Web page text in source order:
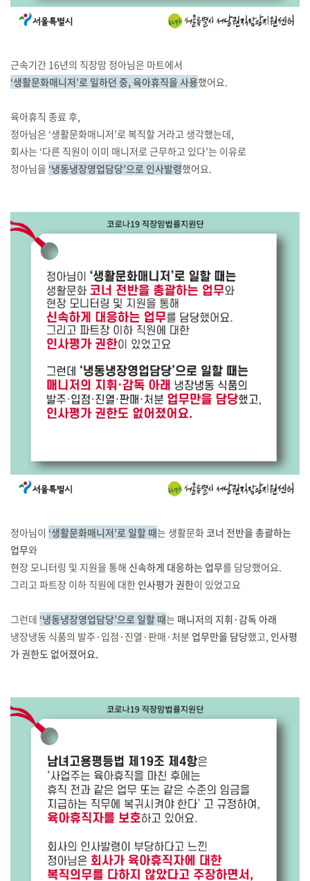
근속기간 16년의 직장맘 정아님은 마트에서
‘생활문화매니저’로 일하던 중, 육아휴직을 사용했어요.
육아휴직 종료 후,
정아님은 ‘생활문화매니저’로 복직할 거라고 생각했는데,
회사는 ‘다른 직원이 이미 매니저로 근무하고 있다’는 이유로
정아님을 ‘냉동냉장영업담당’으로 인사발령했어요.
정아님이 ‘생활문화매니저’로 일할 때는 생활문화코너 전반을 총괄하는
업무와
현장 모니터링 및 지원을 통해 신속하게 대응하는 업무를 담당했어요.
그리고 파트장 이하 직원에 대한 인사평가 권한이 있었고요
그런데 ‘냉동냉장영업담당’으로 일할 때는 매니저의 지휘·감독 아래
냉장냉동 식품의 발주·입점·진열·판매·처분 업무만을 담당했고, 인사평
가 권한도 없어졌어요.